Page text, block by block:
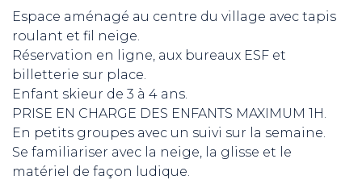
Espace aménagé au centre du village avec tapis
roulant et fil neige.
Réservation en ligne, aux bureaux ESF et
billetterie sur place.
Enfant skieur de 3 à 4 ans.
PRISE EN CHARGE DES ENFANTS MAXIMUM 1H.
En petits groupes avec un suivi sur la semaine.
Se familiariser avec la neige, la glisse et le
matériel de façon ludique.